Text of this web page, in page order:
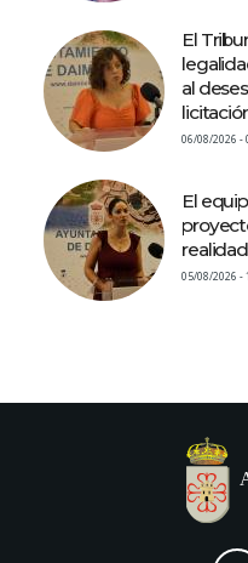
El
al
06/08/2026 -
El
05/08/2026 -